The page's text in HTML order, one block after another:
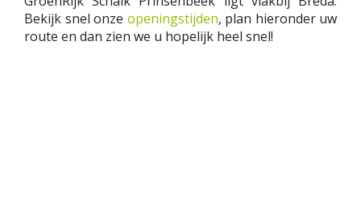
Bekijk snel onze openingstijden, plan hieronder uw
route en dan zien we u hopelijk heel snel!